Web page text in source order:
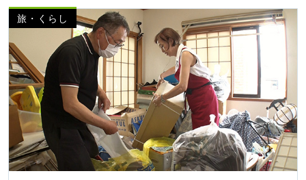
旅・くらし